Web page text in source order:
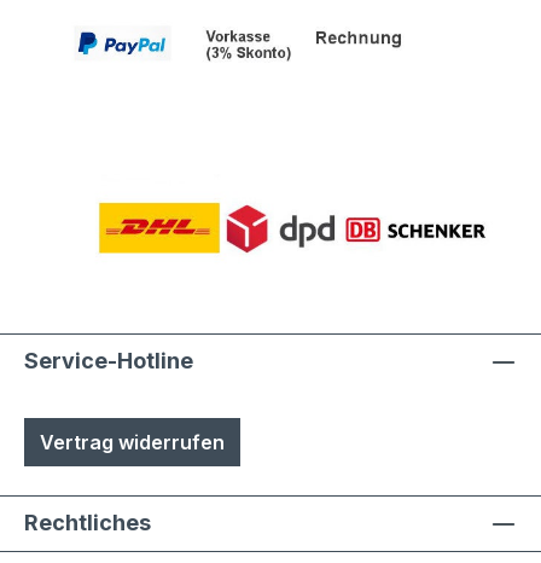
Service-Hotline
Vertrag widerrufen
Rechtliches